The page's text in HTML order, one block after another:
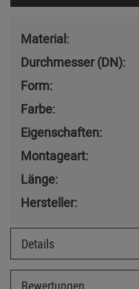
Material:
Durchmesser (DN):
Form:
Farbe:
Eigenschaften:
Montageart:
Länge:
Hersteller:
Details